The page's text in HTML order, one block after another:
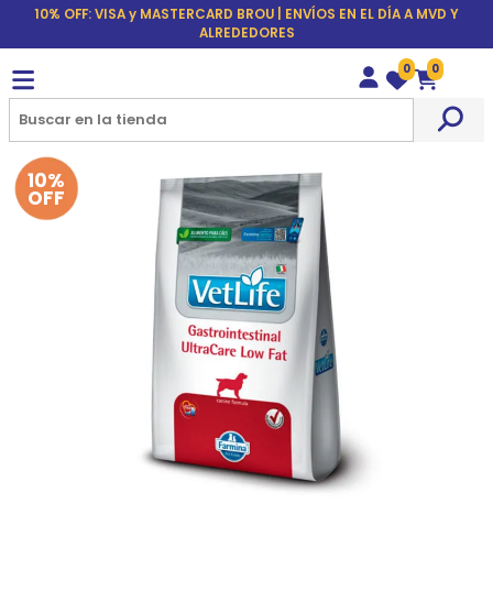
10% OFF: VISA y MASTERCARD BROU | ENVÍOS EN EL DÍA A MVD Y
ALREDEDORES
Wishlist
0
Carrito
0
10%
OFF